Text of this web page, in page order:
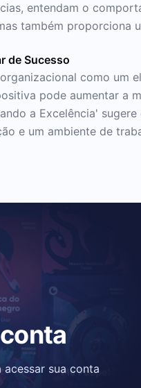
entendam o
também
de Sucesso
como um
pode aumentar a
a Excelência'
e um ambiente de
sua conta